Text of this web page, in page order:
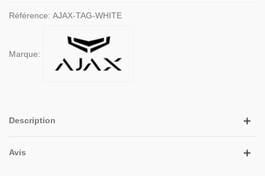
Référence: AJAX-TAG-WHITE
Marque:
Description
Avis